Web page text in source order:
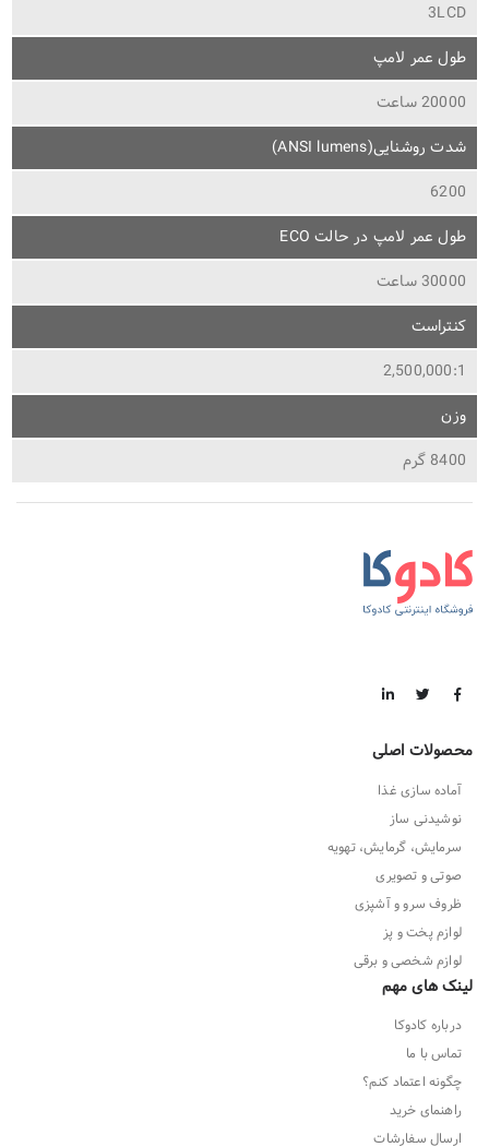
3LCD
طول عمر لامپ
20000 ساعت
شدت روشنایی(ANSI lumens)
6200
طول عمر لامپ در حالت ECO
30000 ساعت
کنتراست
2,500,000:1
وزن
8400 گرم
محصولات اصلی
آماده سازی غذا
نوشیدنی ساز
سرمایش، گرمایش، تهویه
صوتی و تصویری
ظروف سرو و آشپزی
لوازم پخت و پز
لوازم شخصی و برقی
لینک های مهم
درباره کادوکا
تماس با ما
چگونه اعتماد کنم؟
راهنمای خرید
ارسال سفارشات